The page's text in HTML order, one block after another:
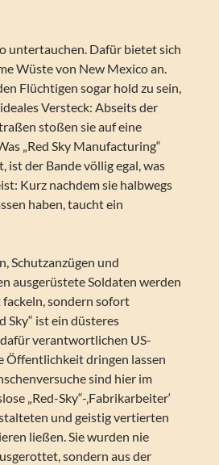
untertauchen. Dafür bietet sich
Wüste von New Mexico an.
Flüchtigen sogar hold zu sein,
Versteck: Abseits der
stoßen sie auf eine
„Red Sky Manufacturing“
ist der Bande völlig egal, was
Kurz nachdem sie halbwegs
haben, taucht ein
Schutzanzügen und
ausgerüstete Soldaten werden
sondern sofort
Sky“ ist ein düsteres
verantwortlichen US-
Öffentlichkeit dringen lassen
sind hier im
„Red-Sky“-‚Fabrikarbeiter‘
und geistig vertierten
ließen. Sie wurden nie
sondern aus der